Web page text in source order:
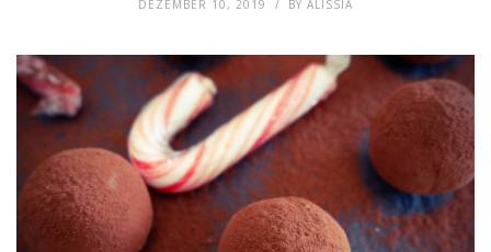
DEZEMBER 10, 2019 BY ALISSIA